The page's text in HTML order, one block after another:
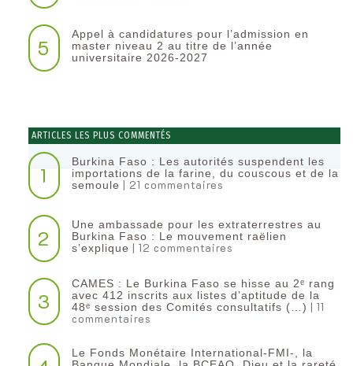
5
Appel à candidatures pour l’admission en
master niveau 2 au titre de l’année
universitaire 2026-2027
ARTICLES LES PLUS COMMENTÉS
1
Burkina Faso : Les autorités suspendent les
importations de la farine, du couscous et de la
semoule | 21 commentaires
2
Une ambassade pour les extraterrestres au
Burkina Faso : Le mouvement raëlien
s’explique | 12 commentaires
3
CAMES : Le Burkina Faso se hisse au 2ᵉ rang
avec 412 inscrits aux listes d’aptitude de la
48ᵉ session des Comités consultatifs (…) | 11
commentaires
Le Fonds Monétaire International-FMI-, la